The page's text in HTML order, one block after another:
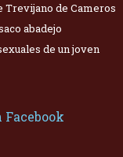
Trevijano de Cameros
abadejo
de un joven
Facebook